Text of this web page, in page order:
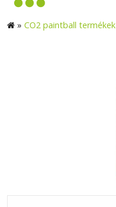
» CO2 paintball termékek